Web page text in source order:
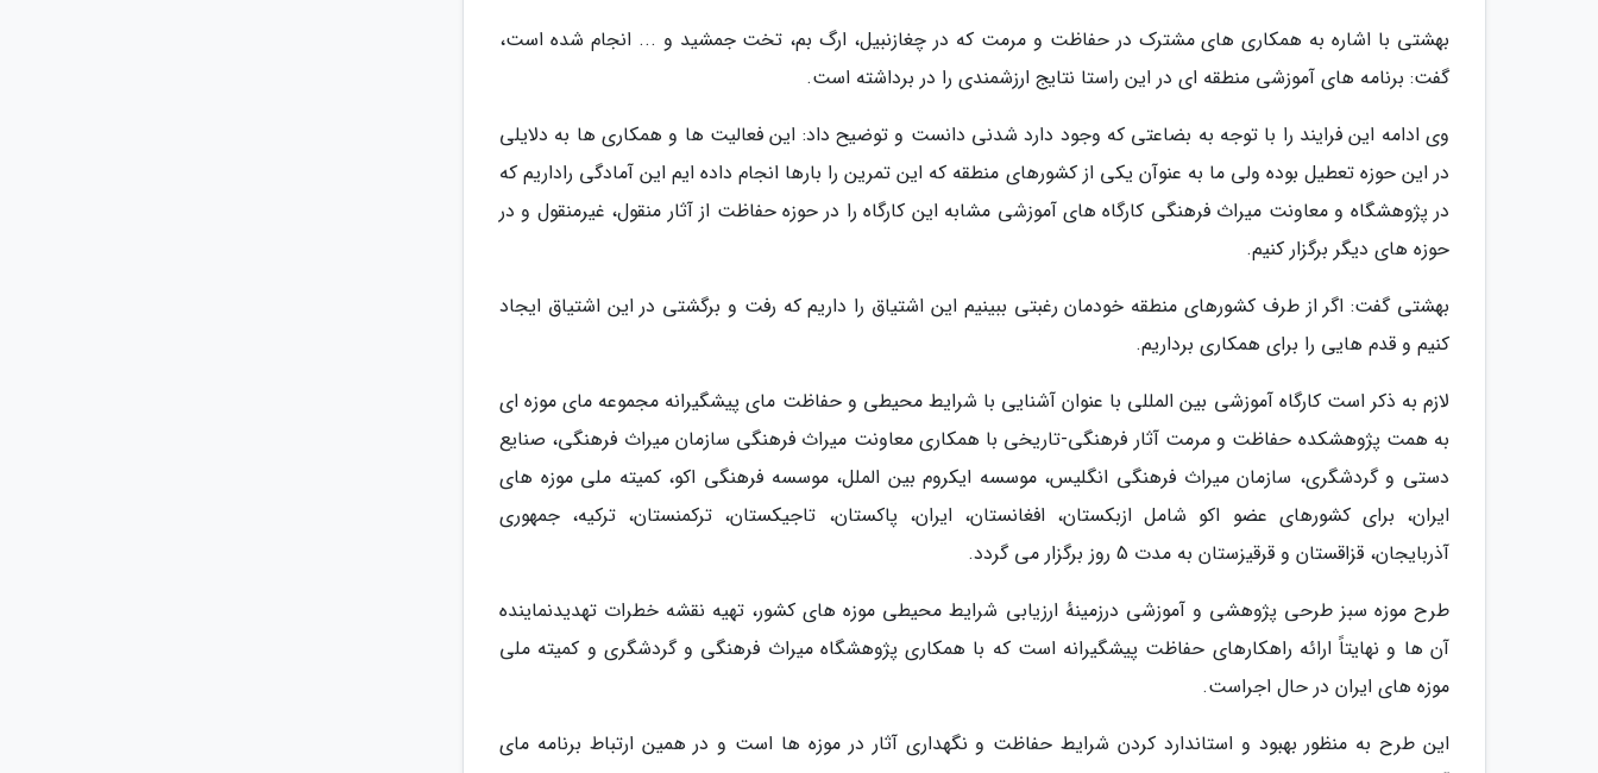
بهشتی با اشاره به همکاری های مشترک در حفاظت و مرمت که در چغازنبیل، ارگ بم، تخت جمشید و ... انجام شده است،
گفت: برنامه های آموزشی منطقه ای در این راستا نتایج ارزشمندی را در برداشته است.
وی ادامه این فرایند را با توجه به بضاعتی که وجود دارد شدنی دانست و توضیح داد: این فعالیت ها و همکاری ها به دلایلی
در این حوزه تعطیل بوده ولی ما به عنوآن یکی از کشورهای منطقه که این تمرین را بارها انجام داده ایم این آمادگی راداریم که
در پژوهشگاه و معاونت میراث فرهنگی کارگاه های آموزشی مشابه این کارگاه را در حوزه حفاظت از آثار منقول، غیرمنقول و در
حوزه های دیگر برگزار کنیم.
بهشتی گفت: اگر از طرف کشورهای منطقه خودمان رغبتی ببینیم این اشتیاق را داریم که رفت و برگشتی در این اشتیاق ایجاد
کنیم و قدم هایی را برای همکاری برداریم.
لازم به ذکر است کارگاه آموزشی بین المللی با عنوان آشنایی با شرایط محیطی و حفاظت مای پیشگیرانه مجموعه مای موزه ای
به همت پژوهشکده حفاظت و مرمت آثار فرهنگی-تاریخی با همکاری معاونت میراث فرهنگی سازمان میراث فرهنگی، صنایع
دستی و گردشگری، سازمان میراث فرهنگی انگلیس، موسسه ایکروم بین الملل، موسسه فرهنگی اکو، کمیته ملی موزه های
ایران، برای کشورهای عضو اکو شامل ازبکستان، افغانستان، ایران، پاکستان، تاجیکستان، ترکمنستان، ترکیه، جمهوری
آذربایجان، قزاقستان و قرقیزستان به مدت 5 روز برگزار می گردد.
طرح موزه سبز طرحی پژوهشی و آموزشی درزمینهٔ ارزیابی شرایط محیطی موزه های کشور، تهیه نقشه خطرات تهدیدنماینده
آن ها و نهایتاً ارائه راهکارهای حفاظت پیشگیرانه است که با همکاری پژوهشگاه میراث فرهنگی و گردشگری و کمیته ملی
موزه های ایران در حال اجراست.
این طرح به منظور بهبود و استاندارد کردن شرایط حفاظت و نگهداری آثار در موزه ها است و در همین ارتباط برنامه مای